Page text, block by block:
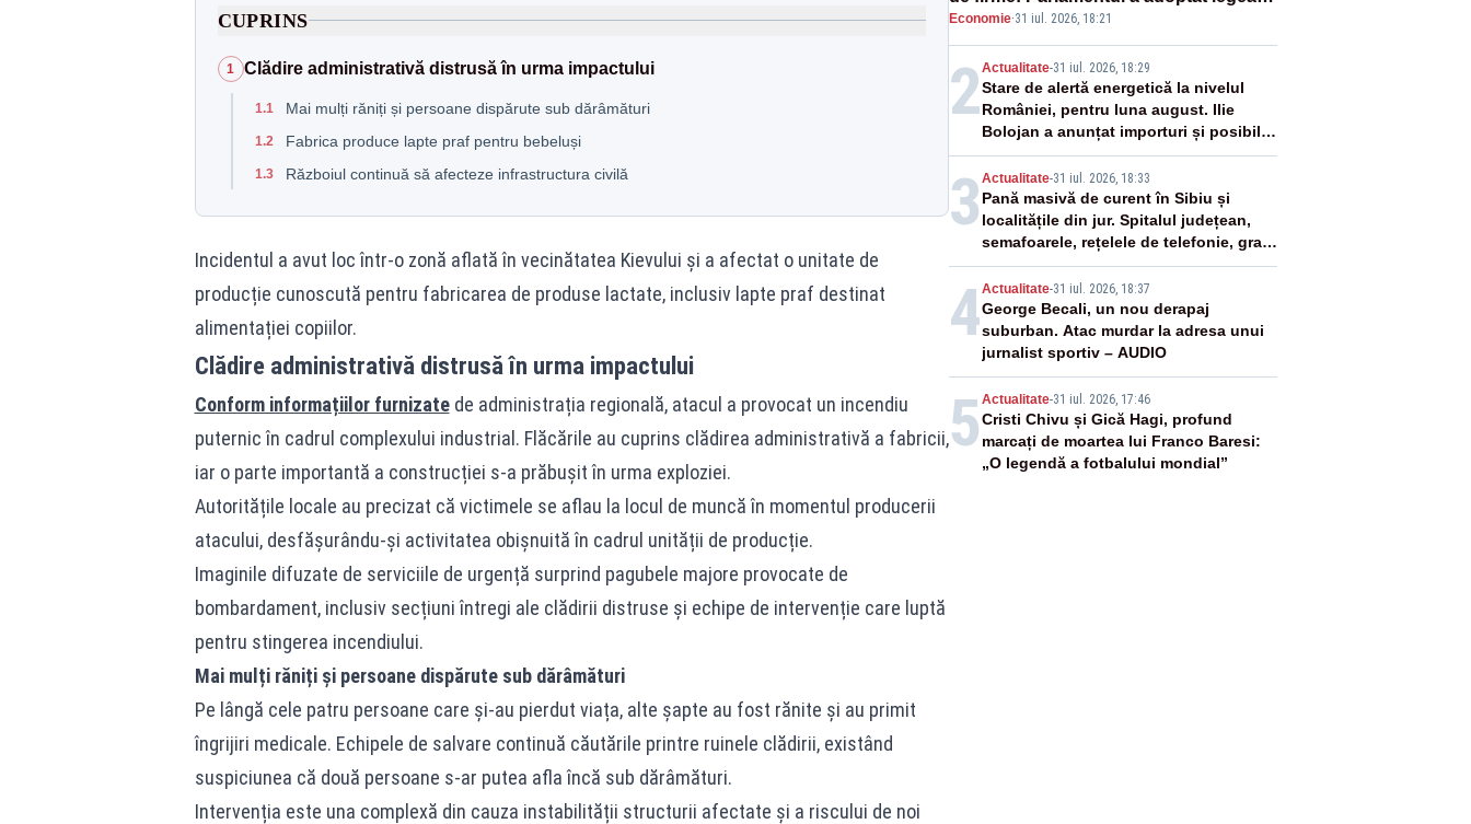
CUPRINS
1 Clădire administrativă distrusă în urma impactului
1.1 Mai mulți răniți și persoane dispărute sub dărâmături
1.2 Fabrica produce lapte praf pentru bebeluși
1.3 Războiul continuă să afecteze infrastructura civilă
Incidentul a avut loc într-o zonă aflată în vecinătatea Kievului și a afectat o unitate de
producție cunoscută pentru fabricarea de produse lactate, inclusiv lapte praf destinat
alimentației copiilor.
Clădire administrativă distrusă în urma impactului
Conform informațiilor furnizatede administrația regională, atacul a provocat un incendiu
puternic în cadrul complexului industrial. Flăcările au cuprins clădirea administrativă a fabricii,
iar o parte importantă a construcției s-a prăbușit în urma exploziei.
Autoritățile locale au precizat că victimele se aflau la locul de muncă în momentul producerii
atacului, desfășurându-și activitatea obișnuită în cadrul unității de producție.
Imaginile difuzate de serviciile de urgență surprind pagubele majore provocate de
bombardament, inclusiv secțiuni întregi ale clădirii distruse și echipe de intervenție care luptă
pentru stingerea incendiului.
Mai mulți răniți și persoane dispărute sub dărâmături
Pe lângă cele patru persoane care și-au pierdut viața, alte șapte au fost rănite și au primit
îngrijiri medicale. Echipele de salvare continuă căutările printre ruinele clădirii, existând
suspiciunea că două persoane s-ar putea afla încă sub dărâmături.
Intervenția este una complexă din cauza instabilității structurii afectate și a riscului de noi
privind amnistia fiscală
Economie·31 iul. 2026, 18:21
2Actualitate-31 iul. 2026, 18:29
Stare de alertă energetică la nivelul
României, pentru luna august. Ilie
Bolojan a anunțat importuri și posibile
restricții – VIDEO
3 Actualitate-31 iul. 2026, 18:33
Pană masivă de curent în Sibiu și
localitățile din jur. Spitalul județean,
semafoarele, rețelele de telefonie, grav
afectate
4Actualitate-31 iul. 2026, 18:37
George Becali, un nou derapaj
suburban. Atac murdar la adresa unui
jurnalist sportiv – AUDIO
5 Actualitate-31 iul. 2026, 17:46
Cristi Chivu și Gică Hagi, profund
marcați de moartea lui Franco Baresi:
„O legendă a fotbalului mondial”